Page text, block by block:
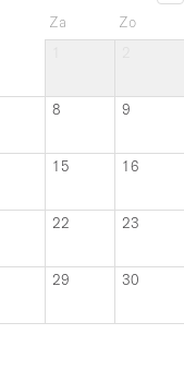
Za
Zo
8 9
15 16
22 23
29 30